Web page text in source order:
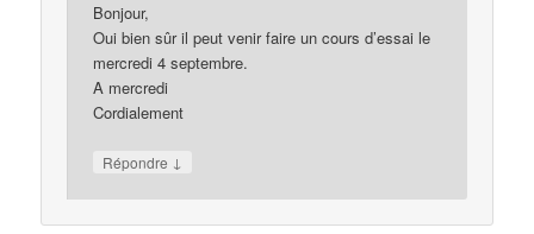
Bonjour,
Oui bien sûr il peut venir faire un cours d’essai le
mercredi 4 septembre.
A mercredi
Cordialement
Répondre ↓